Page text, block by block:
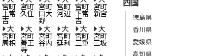
宮町
上常
吉
宮町
久住
宮町
口大
野
宮町
河辺
宮町
下常
吉
宮町
新宮
大
宮町
周枳
大
宮町
善王
寺
大
宮町
谷内
大
宮町
延利
大
宮町
三重
大
宮町
三坂
四国
徳島県
香川県
愛媛県
高知県